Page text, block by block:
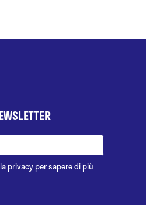
privacy per sapere di più